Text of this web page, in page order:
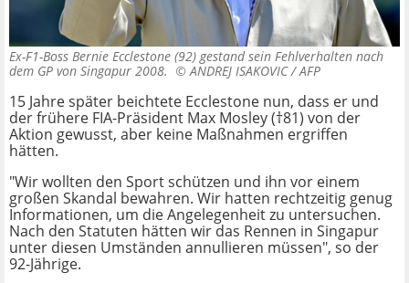
Ex-F1-Boss Bernie Ecclestone (92) gestand sein Fehlverhalten nach
dem GP von Singapur 2008. © ANDREJ ISAKOVIC / AFP
15 Jahre später beichtete Ecclestone nun, dass er und
der frühere FIA-Präsident Max Mosley (†81) von der
Aktion gewusst, aber keine Maßnahmen ergriffen
hätten.
"Wir wollten den Sport schützen und ihn vor einem
großen Skandal bewahren. Wir hatten rechtzeitig genug
Informationen, um die Angelegenheit zu untersuchen.
Nach den Statuten hätten wir das Rennen in Singapur
unter diesen Umständen annullieren müssen", so der
92-Jährige.